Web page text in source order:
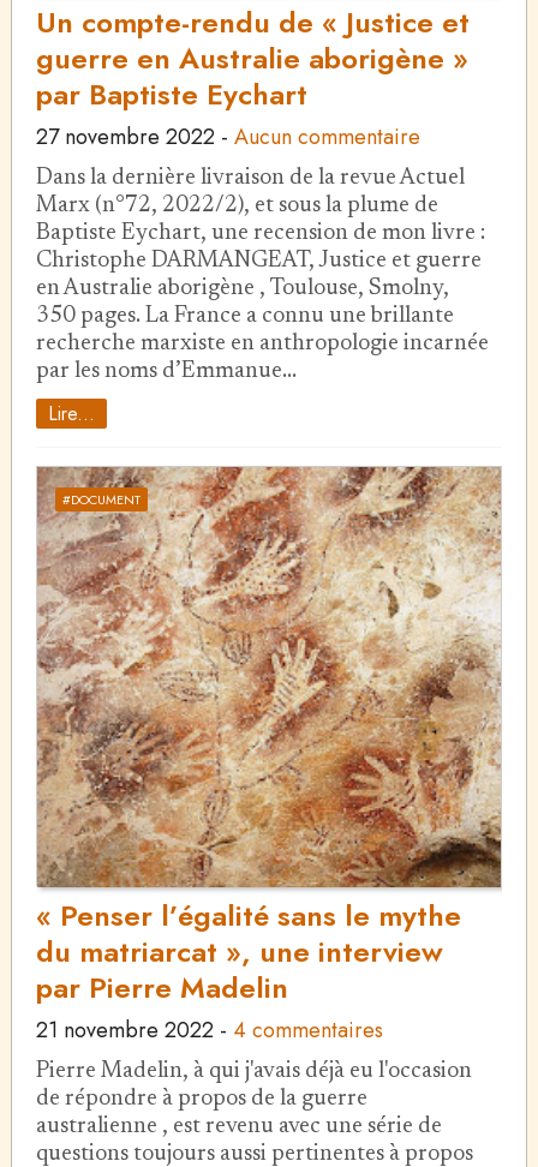
Un compte-rendu de « Justice et
guerre en Australie aborigène »
par Baptiste Eychart
27 novembre 2022- Aucun commentaire
Dans la dernière livraison de la revue Actuel
Marx (n°72, 2022/2), et sous la plume de
Baptiste Eychart, une recension de mon livre :
Christophe DARMANGEAT, Justice et guerre
en Australie aborigène , Toulouse, Smolny,
350 pages. La France a connu une brillante
recherche marxiste en anthropologie incarnée
par les noms d’Emmanue…
Lire...
#DOCUMENT
« Penser l’égalité sans le mythe
du matriarcat », une interview
par Pierre Madelin
21 novembre 2022- 4 commentaires
Pierre Madelin, à qui j'avais déjà eu l'occasion
de répondre à propos de la guerre
australienne , est revenu avec une série de
questions toujours aussi pertinentes à propos